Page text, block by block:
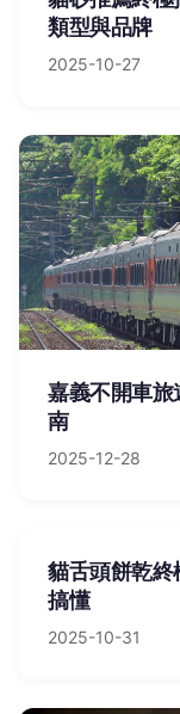
類型與品牌
2025-10-27
嘉義不開車
南
2025-12-28
貓舌頭餅乾
搞懂
2025-10-31